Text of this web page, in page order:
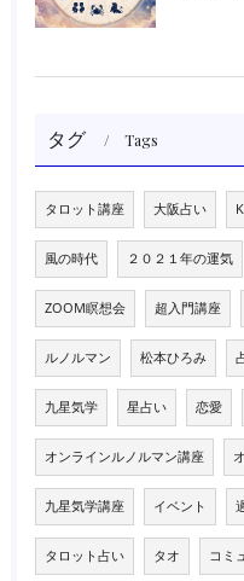
タグ Tags
タロット講座 大阪占い
風の時代 ２０２１年の運気
ZOOM瞑想会 超入門講座
ルノルマン 松本ひろみ
九星気学 星占い 恋愛
オンラインルノルマン講座
九星気学講座 イベント
タロット占い タオ コミ